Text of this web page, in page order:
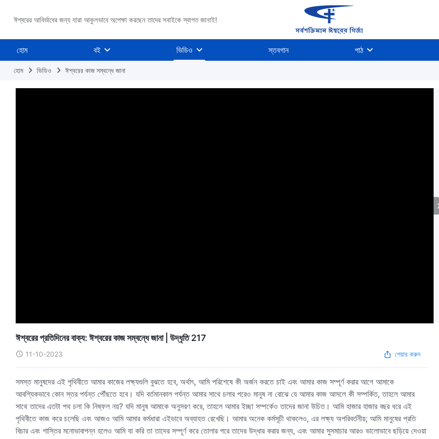
ঈশ্বরের আবির্ভাবের জন্য যারা আকুলভাবে অপেক্ষা করছেন তাদের সবাইকে স্বাগত জানাই!
হোম বই ভিডিও স্তবগান পাঠ
হোম ভিডিও ঈশ্বরের কাজ সম্বন্ধে জানা
ঈশ্বরের প্রতিদিনের বাক্য: ঈশ্বরের কাজ সম্বন্ধে জানা | উদ্ধৃতি 217
11-10-2023 শেয়ার করুন
সমস্ত মানুষদের এই পৃথিবীতে আমার কাজের লক্ষ্যগুলি বুঝতে হবে, অর্থাৎ, আমি পরিশেষে কী অর্জন করতে চাই এবং আমার কাজ সম্পূর্ণ করার আগে আমাকে
আবশ্যিকভাবে কোন স্তর পর্যন্ত পৌঁছতে হবে। যদি বর্তমানকাল পর্যন্ত আমার সাথে চলার পরেও মানুষ না বোঝে যে আমার কাজ আসলে কী সম্পর্কিত, তাহলে আমার
সাথে তাদের এতটা পথ চলা কি নিষ্ফল নয়? যদি মানুষ আমাকে অনুসরণ করে, তাহলে আমার ইচ্ছা সম্পর্কেও তাদের জানা উচিত। আমি হাজার হাজার বছর ধরে এই
পৃথিবীতে কাজ করে চলেছি এবং আজও আমি আমার কর্মধারা এইভাবে অব্যাহত রেখেছি। আমার অনেক কর্মসূচী থাকলেও, এর লক্ষ্য অপরিবর্তনীয়; আমি মানুষের প্রতি
বিচার এবং শাস্তির মনোভাবাপন্ন হলেও আমি যা করি তা তাদের সম্পূর্ণ করে তোলার পরে তাদের উদ্ধার করার জন্য, এবং আমার সুসমাচার আরও ভালোভাবে ছড়িয়ে দেওয়া